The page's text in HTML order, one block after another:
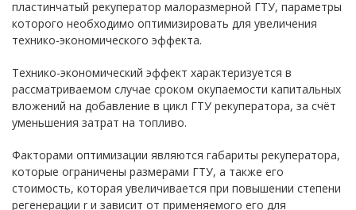
пластинчатый рекуператор малоразмерной ГТУ, параметры
которого необходимо оптимизировать для увеличения
технико-экономического эффекта.
Технико-экономический эффект характеризуется в
рассматриваемом случае сроком окупаемости капитальных
вложений на добавление в цикл ГТУ рекуператора, за счёт
уменьшения затрат на топливо.
Факторами оптимизации являются габариты рекуператора,
которые ограничены размерами ГТУ, а также его
стоимость, которая увеличивается при повышении степени
регенерации r и зависит от применяемого его для